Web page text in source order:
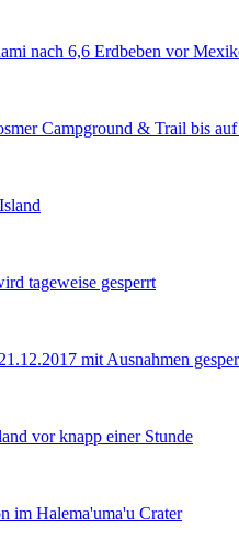
nach 6,6 Erdbeben vor
Campground & Trail bis auf
tageweise gesperrt
mit Ausnahmen
vor knapp einer Stunde
im Halema'uma'u Crater